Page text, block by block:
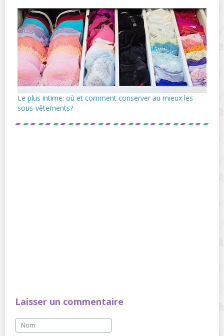
Le plus intime: où et comment conserver au mieux les
sous-vêtements?
Laisser un commentaire